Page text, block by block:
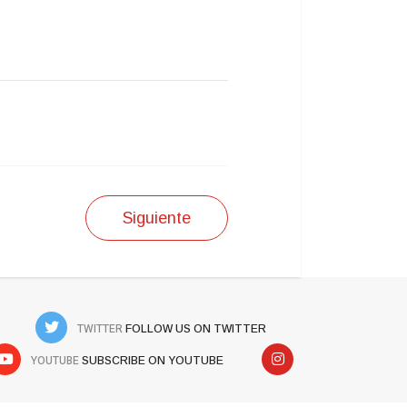
Siguiente
TWITTER FOLLOW US ON TWITTER
YOUTUBE SUBSCRIBE ON YOUTUBE